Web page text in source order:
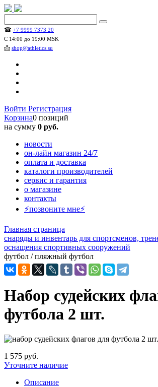
☎ +7 9999 7373 20
С 14:00 до 19:00 MSK
📩 shop@athletics.su
Войти Регистрация
Корзина0 позиций
на сумму 0 руб.
новости
он-лайн магазин 24/7
оплата и доставка
каталоги производителей
сервис и гарантия
о магазине
контакты
⚡позвоните мне⚡
Главная страница
снаряды и инвентарь для спортсменов,
оснащения спортивных сооружений
футбол / пляжный футбол
Набор судейских
футбола 2 шт.
1 575 руб.
Уточните наличие
Описание